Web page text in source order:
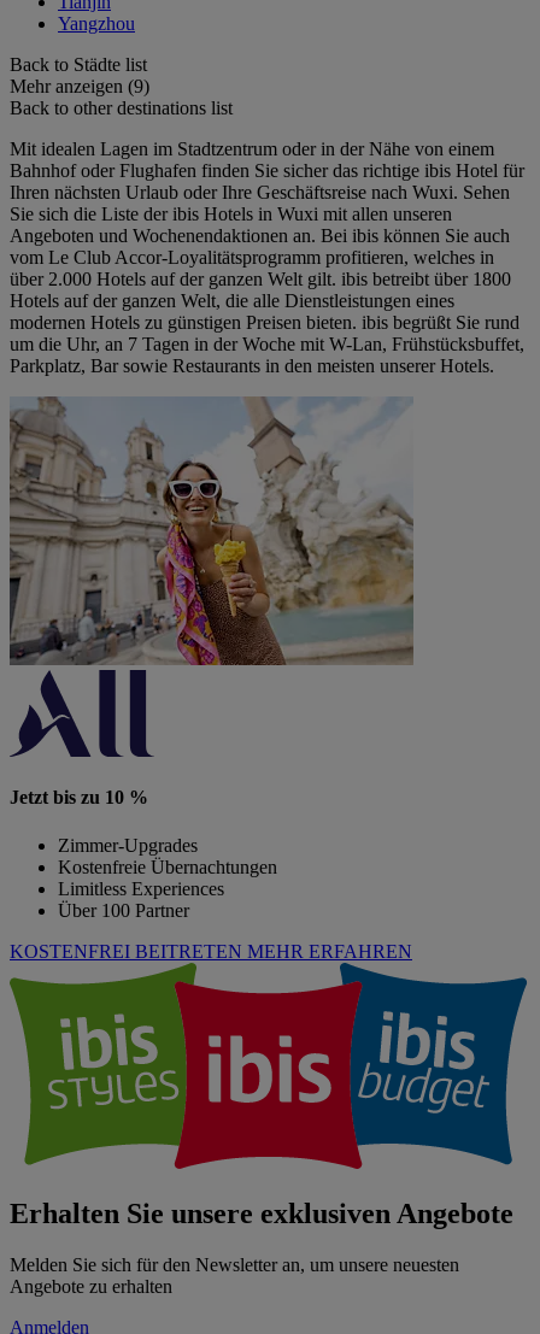
Yangzhou
Back to Städte list
Mehr anzeigen (9)
Back to other destinations list
Mit idealen Lagen im Stadtzentrum oder in der Nähe von einem
Bahnhof oder Flughafen finden Sie sicher das richtige ibis Hotel für
Ihren nächsten Urlaub oder Ihre Geschäftsreise nach Wuxi. Sehen
Sie sich die Liste der ibis Hotels in Wuxi mit allen unseren
Angeboten und Wochenendaktionen an. Bei ibis können Sie auch
vom Le Club Accor-Loyalitätsprogramm profitieren, welches in
über 2.000 Hotels auf der ganzen Welt gilt. ibis betreibt über 1800
Hotels auf der ganzen Welt, die alle Dienstleistungen eines
modernen Hotels zu günstigen Preisen bieten. ibis begrüßt Sie rund
um die Uhr, an 7 Tagen in der Woche mit W-Lan, Frühstücksbuffet,
Parkplatz, Bar sowie Restaurants in den meisten unserer Hotels.
Jetzt bis zu 10 %
Zimmer-Upgrades
Kostenfreie Übernachtungen
Limitless Experiences
Über 100 Partner
KOSTENFREI BEITRETEN MEHR ERFAHREN
Erhalten Sie unsere exklusiven Angebote
Melden Sie sich für den Newsletter an, um unsere neuesten
Angebote zu erhalten
Anmelden